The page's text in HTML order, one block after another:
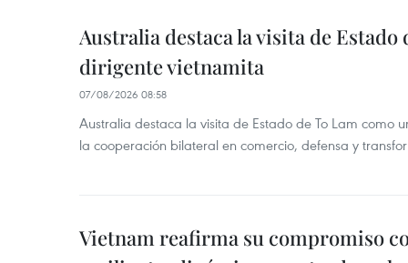
Australia destaca la visita de
dirigente vietnamita
07/08/2026 08:58
Australia destaca la visita de Estado de To Lam como
la cooperación bilateral en comercio, defensa y
Vietnam reafirma su compromiso